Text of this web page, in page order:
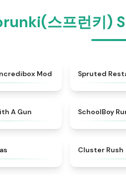
스프런키)
★ 4.4
Mod Spruted
A Gun SchoolBoy
Cluster Rush